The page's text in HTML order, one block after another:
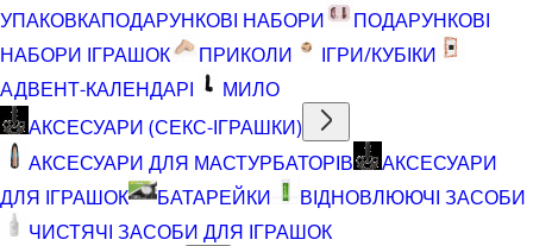
УПАКОВКАПОДАРУНКОВІ НАБОРИ
ПОДАРУНКОВІ
НАБОРИ ІГРАШОК
ПРИКОЛИ
ІГРИ/КУБІКИ
АДВЕНТ-КАЛЕНДАРІ
МИЛО
АКСЕСУАРИ (СЕКС-ІГРАШКИ)
АКСЕСУАРИ ДЛЯ МАСТУРБАТОРІВ
АКСЕСУАРИ
ДЛЯ ІГРАШОК
БАТАРЕЙКИ
ВІДНОВЛЮЮЧІ ЗАСОБИ
ЧИСТЯЧІ ЗАСОБИ ДЛЯ ІГРАШОК